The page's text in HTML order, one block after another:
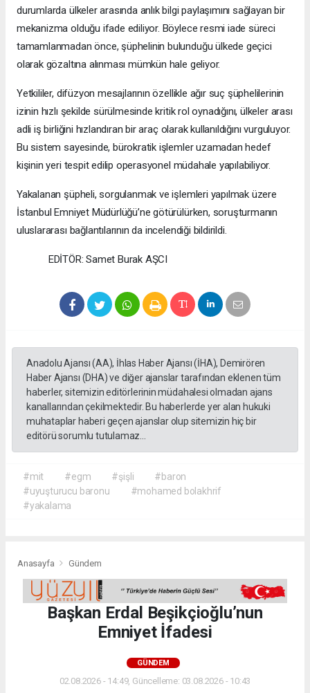
durumlarda ülkeler arasında anlık bilgi paylaşımını sağlayan bir
mekanizma olduğu ifade ediliyor. Böylece resmi iade süreci
tamamlanmadan önce, şüphelinin bulunduğu ülkede geçici
olarak gözaltına alınması mümkün hale geliyor.
Yetkililer, difüzyon mesajlarının özellikle ağır suç şüphelilerinin
izinin hızlı şekilde sürülmesinde kritik rol oynadığını, ülkeler arası
adli iş birliğini hızlandıran bir araç olarak kullanıldığını vurguluyor.
Bu sistem sayesinde, bürokratik işlemler uzamadan hedef
kişinin yeri tespit edilip operasyonel müdahale yapılabiliyor.
Yakalanan şüpheli, sorgulanmak ve işlemleri yapılmak üzere
İstanbul Emniyet Müdürlüğü’ne götürülürken, soruşturmanın
uluslararası bağlantılarının da incelendiği bildirildi.
EDİTÖR: Samet Burak AŞCI
Anadolu Ajansı (AA), İhlas Haber Ajansı (İHA), Demirören
Haber Ajansı (DHA) ve diğer ajanslar tarafından eklenen tüm
haberler, sitemizin editörlerinin müdahalesi olmadan ajans
kanallarından çekilmektedir. Bu haberlerde yer alan hukuki
muhataplar haberi geçen ajanslar olup sitemizin hiç bir
editörü sorumlu tutulamaz...
#mit #egm #şişli
#baron
#uyuşturucu baronu
#mohamed bolakhrif
#yakalama
Anasayfa Gündem
Başkan Erdal Beşikçioğlu’nun
Emniyet İfadesi
GÜNDEM
02.08.2026 - 14:49, Güncelleme: 03.08.2026 - 10:43